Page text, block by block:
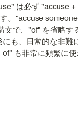
は必ず "accuse +
。"accuse
文で、"of" を省略す
も、日常的な非難
も非常に頻繁に使